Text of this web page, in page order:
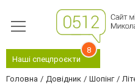
Наші спецпроєкти
8
Головна Довідник Шопінг